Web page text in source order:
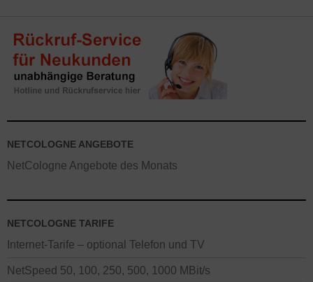
NETCOLOGNE ANGEBOTE
NetCologne Angebote des Monats
NETCOLOGNE TARIFE
Internet-Tarife – optional Telefon und TV
NetSpeed 50, 100, 250, 500, 1000 MBit/s